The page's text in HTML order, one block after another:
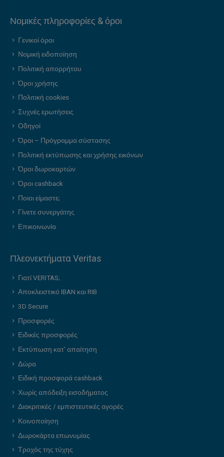
Νομικές πληροφορίες & όροι
Γενικοί όροι
Νομική ειδοποίηση
Πολιτική απορρήτου
Όροι χρήσης
Πολιτική cookies
Συχνές ερωτήσεις
Οδηγοί
Όροι – Πρόγραμμα σύστασης
Πολιτική εκτύπωσης και χρήσης εικόνων
Όροι δωροκαρτών
Όροι cashback
Ποιοι είμαστε;
Γίνετε συνεργάτης
Επικοινωνία
Πλεονεκτήματα Veritas
Γιατί VERITAS;
Αποκλειστικό IBAN και RIB
3D Secure
Προσφορές
Ειδικές προσφορές
Εκτύπωση κατ’ απαίτηση
Δώρα
Ειδική προσφορά cashback
Χωρίς απόδειξη εισοδήματος
Διακριτικές / εμπιστευτικές αγορές
Κοινοποίηση
Δωροκάρτα επωνυμίας
Τροχός της τύχης